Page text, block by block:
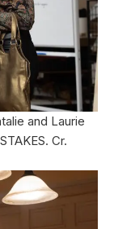
and Laurie
Cr.